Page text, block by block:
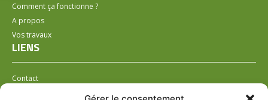
Comment ça fonctionne ?
A propos
Vos travaux
LIENS
Contact